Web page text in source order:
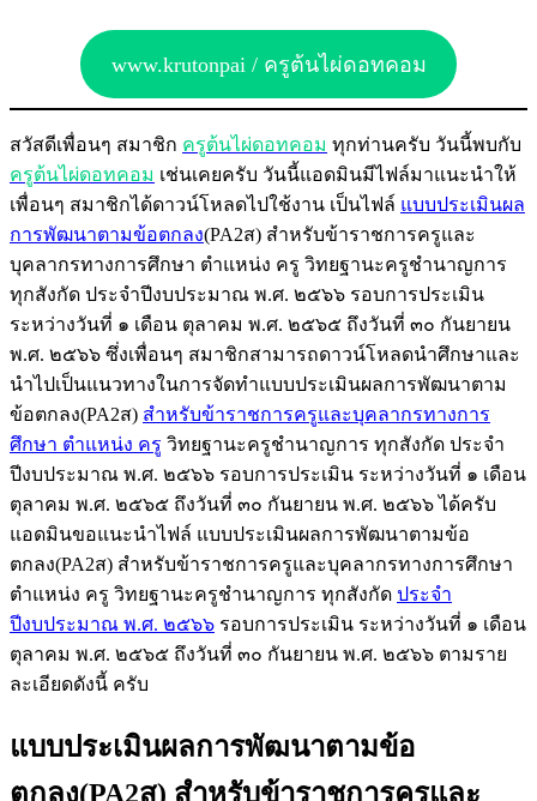
www.krutonpai / ครูต้นไผ่ดอทคอม
สวัสดีเพื่อนๆ สมาชิก ครูต้นไผ่ดอทคอม ทุกท่านครับ วันนี้พบกับ
ครูต้นไผ่ดอทคอม เช่นเคยครับ วันนี้แอดมินมีไฟล์มาแนะนำให้
เพื่อนๆ สมาชิกได้ดาวน์โหลดไปใช้งาน เป็นไฟล์ แบบประเมินผล
การพัฒนาตามข้อตกลง(PA2ส) สำหรับข้าราชการครูและ
บุคลากรทางการศึกษา ตำแหน่ง ครู วิทยฐานะครูชำนาญการ
ทุกสังกัด ประจำปีงบประมาณ พ.ศ. ๒๕๖๖ รอบการประเมิน
ระหว่างวันที่ ๑ เดือน ตุลาคม พ.ศ. ๒๕๖๕ ถึงวันที่ ๓๐ กันยายน
พ.ศ. ๒๕๖๖ ซึ่งเพื่อนๆ สมาชิกสามารถดาวน์โหลดนำศึกษาและ
นำไปเป็นแนวทางในการจัดทำแบบประเมินผลการพัฒนาตาม
ข้อตกลง(PA2ส) สำหรับข้าราชการครูและบุคลากรทางการ
ศึกษา ตำแหน่ง ครู วิทยฐานะครูชำนาญการ ทุกสังกัด ประจำ
ปีงบประมาณ พ.ศ. ๒๕๖๖ รอบการประเมิน ระหว่างวันที่ ๑ เดือน
ตุลาคม พ.ศ. ๒๕๖๕ ถึงวันที่ ๓๐ กันยายน พ.ศ. ๒๕๖๖ ได้ครับ
แอดมินขอแนะนำไฟล์ แบบประเมินผลการพัฒนาตามข้อ
ตกลง(PA2ส) สำหรับข้าราชการครูและบุคลากรทางการศึกษา
ตำแหน่ง ครู วิทยฐานะครูชำนาญการ ทุกสังกัด ประจำ
ปีงบประมาณ พ.ศ. ๒๕๖๖ รอบการประเมิน ระหว่างวันที่ ๑ เดือน
ตุลาคม พ.ศ. ๒๕๖๕ ถึงวันที่ ๓๐ กันยายน พ.ศ. ๒๕๖๖ ตามราย
ละเอียดดังนี้ ครับ
แบบประเมินผลการพัฒนาตามข้อ
ตกลง(PA2ส) สำหรับข้าราชการครูและ